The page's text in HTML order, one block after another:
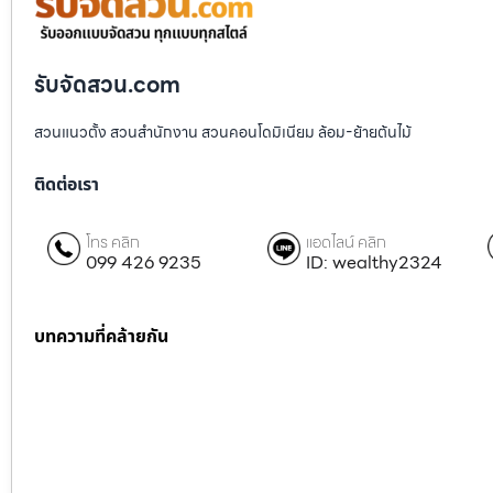
รับจัดสวน.com
สวนแนวตั้ง สวนสำนักงาน สวนคอนโดมิเนียม ล้อม-ย้ายต้นไม้
ติดต่อเรา
โทร คลิก
099 426 9235
แอดไลน์ คลิก
ID: wealthy2324
บทความที่คล้ายกัน